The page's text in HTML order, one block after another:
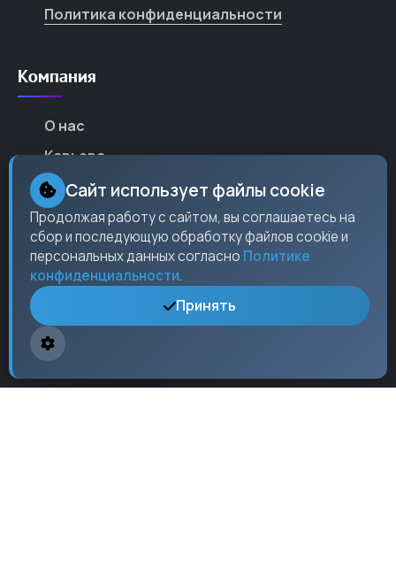
Политика конфиденциальности
Компания
О нас
Карьера
Партнеры
Контакты
Пресс-центр
Контакты
Москва,
+7 (495) 123-45-67
Сайт использует файлы cookie
Продолжая работу с сайтом, вы соглашаетесь на
сбор и последующую обработку файлов cookie и
персональных данных согласно Политике
конфиденциальности.
Принять